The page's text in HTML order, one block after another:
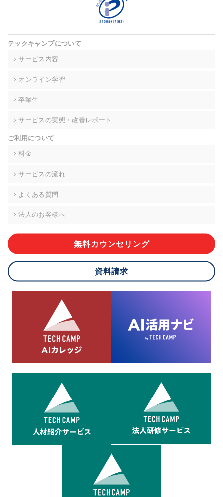
当社は事業運営上、前項利用目的の範囲に限って個人情報を外
高い委託先を選定し、個人情報の適正管理・機密保持について
個人情報の開示等(利用目的の通知、開示、内容の訂正・追加・
て、下記の当社問合わせ窓口に申し出ることができます。その
的な期間内に対応いたします。ただし、申請が本人確認が不可
により、ご希望に添えない場合があります。 なお、アクセスロ
グなどの個人情報以外の情報については、原則として開示等は
株式会社div 個人情報問合せ窓口
メールアドレス:privacy_policy@di-v.co.jp
ご本人様が当社に個人情報を提供されるかどうかは任意による
応ができない場合があります。
8.cookieにより取得・分析した情報とその利用について
当社は第三者が運営するデータ・マネジメント・プラットフォ
ームからcookieにより収集されたウェブの閲覧機歴及びその分
析結果を取得し、これをお客様の個人データと結びつけた上
で、広告配信等の目的で利用いたします。
テックキャンプについて
サービス内容
オンライン学習
卒業生
サービスの実態・改善レポート
ご利用について
料金
サービスの流れ
よくある質問
法人のお客様へ
無料カウンセリング
資料請求